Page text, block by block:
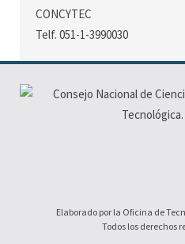
CONCYTEC
Telf. 051-1-3990030
Elaborado por la Oficina de
Todos los derechos